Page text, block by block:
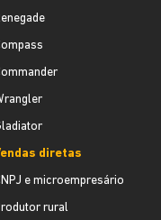
diretas
e microempresário
rural